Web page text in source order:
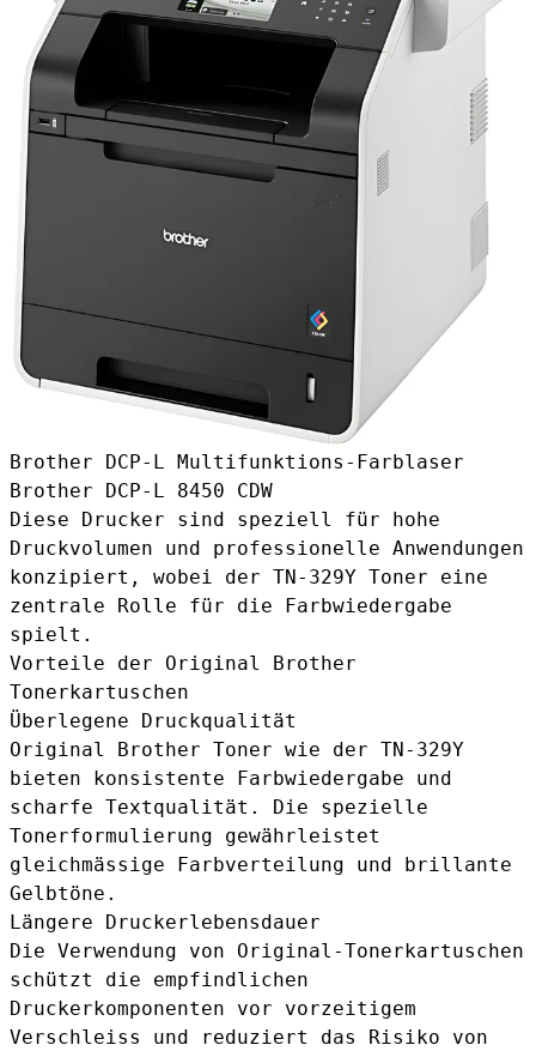
Brother DCP-L Multifunktions-Farblaser
Brother DCP-L 8450 CDW
Diese Drucker sind speziell für hohe
Druckvolumen und professionelle Anwendungen
konzipiert, wobei der TN-329Y Toner eine
zentrale Rolle für die Farbwiedergabe
spielt.
Vorteile der Original Brother
Tonerkartuschen
Überlegene Druckqualität
Original Brother Toner wie der TN-329Y
bieten konsistente Farbwiedergabe und
scharfe Textqualität. Die spezielle
Tonerformulierung gewährleistet
gleichmässige Farbverteilung und brillante
Gelbtöne.
Längere Druckerlebensdauer
Die Verwendung von Original-Tonerkartuschen
schützt die empfindlichen
Druckerkomponenten vor vorzeitigem
Verschleiss und reduziert das Risiko von